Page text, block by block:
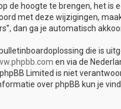
de hoogte te brengen, het
met deze wijzigingen,
dan ga je automatisch
die is
en via de
Limited is niet
over phpBB kun je